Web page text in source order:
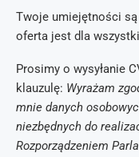
Twoje umiejętności
oferta jest dla
Prosimy o wysyłanie
klauzulę: Wyrażam
mnie danych
niezbędnych do
Rozporządzeniem